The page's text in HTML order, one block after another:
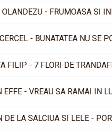
- FRUMOASA SI
- BUNATATEA NU SE
FILIP - 7 FLORI DE
EFFE - VREAU SA RAMAI IN
DE LA SALCIUA SI LELE -